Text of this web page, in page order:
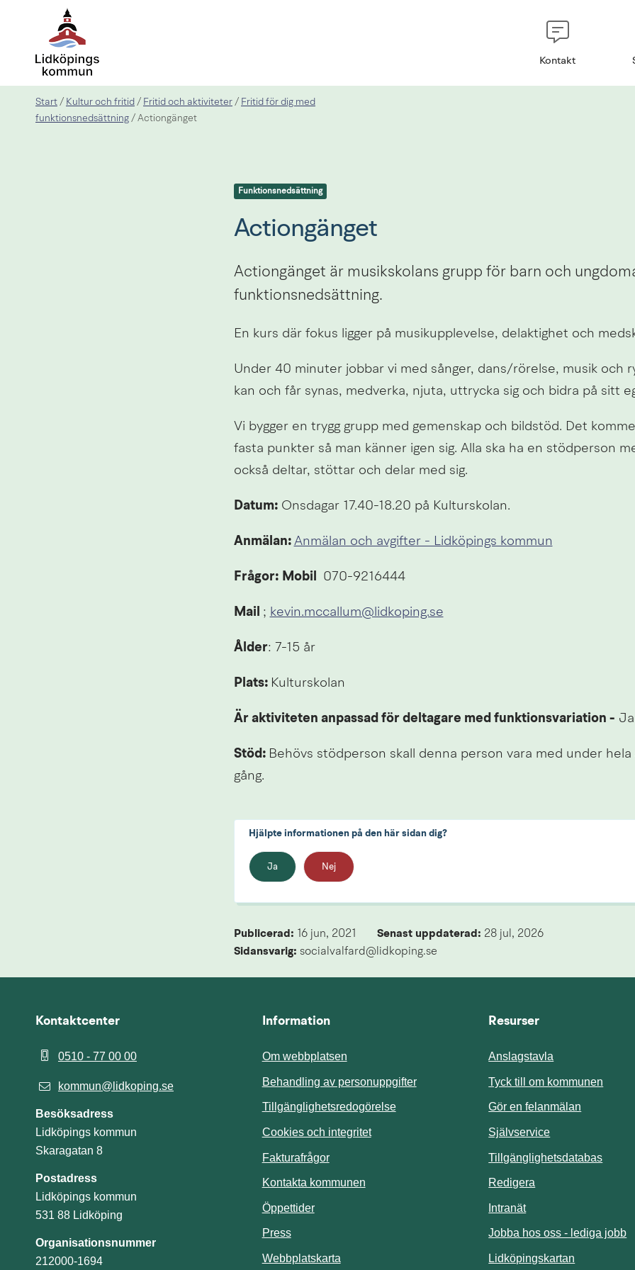
Kontakt
Start / Kultur och fritid / Fritid och aktiviteter / Fritid för dig med
funktionsnedsättning / Actiongänget
Funktionsnedsättning
Actiongänget
Actiongänget är musikskolans grupp för barn och
funktionsnedsättning.
En kurs där fokus ligger på musikupplevelse, delaktighet och
Under 40 minuter jobbar vi med sånger, dans/rörelse, musik och
kan och får synas, medverka, njuta, uttrycka sig och bidra på sitt
Vi bygger en trygg grupp med gemenskap och bildstöd. Det
fasta punkter så man känner igen sig. Alla ska ha en stödperson
också deltar, stöttar och delar med sig.
Datum: Onsdagar 17.40-18.20 på Kulturskolan.
Anmälan: Anmälan och avgifter - Lidköpings kommun
Frågor: Mobil 070-9216444
Mail ; kevin.mccallum@lidkoping.se
Ålder: 7-15 år
Plats: Kulturskolan
Är aktiviteten anpassad för deltagare med funktionsvariation - Ja
Stöd: Behövs stödperson skall denna person vara med under
gång.
Hjälpte informationen på den här sidan dig?
Ja Nej
Publicerad: 16 jun, 2021 Senast uppdaterad: 28 jul, 2026
Sidansvarig: socialvalfard@lidkoping.se
Kontaktcenter
0510 - 77 00 00
kommun@lidkoping.se
Besöksadress
Lidköpings kommun
Skaragatan 8
Postadress
Lidköpings kommun
531 88 Lidköping
Organisationsnummer
212000-1694
Information
Om webbplatsen
Behandling av personuppgifter
Tillgänglighetsredogörelse
Cookies och integritet
Fakturafrågor
Kontakta kommunen
Öppettider
Press
Webbplatskarta
Resurser
Anslagstavla
Tyck till om kommunen Länk
Gör en felanmälan
SjälvserviceLänk till annan
TillgänglighetsdatabasLänk
Redigera
IntranätLänk till annan
Jobba hos oss - lediga jobb
Lidköpingskartan